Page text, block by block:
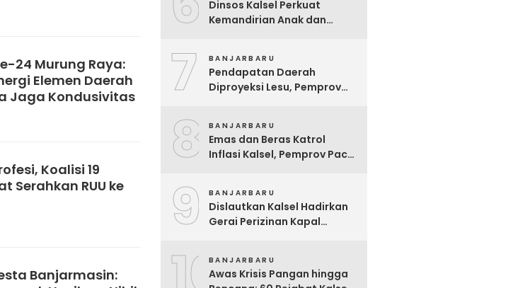
24 Murung Raya:
Elemen Daerah
Jaga Kondusivitas
Koalisi 19
Serahkan RUU ke
Banjarmasin:
Dinsos Kalsel Perkuat
Kemandirian Anak dan
Mulia Satria
7 BANJARBARU
Pendapatan Daerah
Diproyeksi Lesu, Pemprov
8 BANJARBARU
Emas dan Beras Katrol
Inflasi Kalsel, Pemprov Pacu
9 BANJARBARU
Dislautkan Kalsel Hadirkan
Gerai Perizinan Kapal
Kotabaru
BANJARBARU
Awas Krisis Pangan hingga